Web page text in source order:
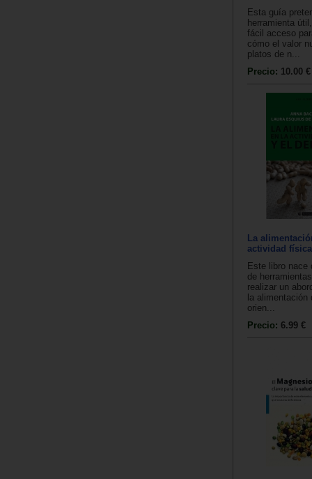
Esta guía
herramienta
fácil acceso
cómo el valor
platos de n...
Precio: 10.00 €
La
actividad
Este libro nace
de
realizar un
la alimentación
orien...
Precio: 6.99 €